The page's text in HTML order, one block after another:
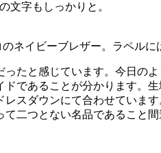
文字もしっかりと。
ネイビーブレザー。ラペル
たと感じています。今日の
であることが分かります。
スダウンにて合わせていま
二つとない名品であること間